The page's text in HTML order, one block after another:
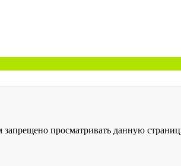
запрещено просматривать данную